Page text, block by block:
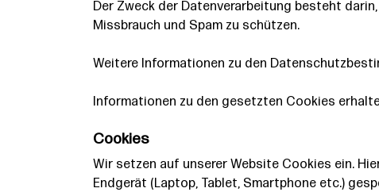
Der Zweck der Datenverarbeitung besteht
Missbrauch und Spam zu schützen.
Weitere Informationen zu den
Informationen zu den gesetzten Cookies
Cookies
Wir setzen auf unserer Website Cookies ein.
Endgerät (Laptop, Tablet, Smartphone etc.)